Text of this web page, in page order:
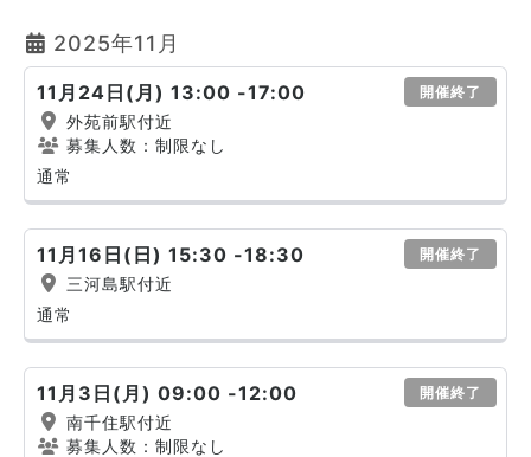
2025年11月
11月24日(月) 13:00 -17:00 開催終了
外苑前駅付近
募集人数：制限なし
通常
11月16日(日) 15:30 -18:30 開催終了
三河島駅付近
通常
11月3日(月) 09:00 -12:00 開催終了
南千住駅付近
募集人数：制限なし